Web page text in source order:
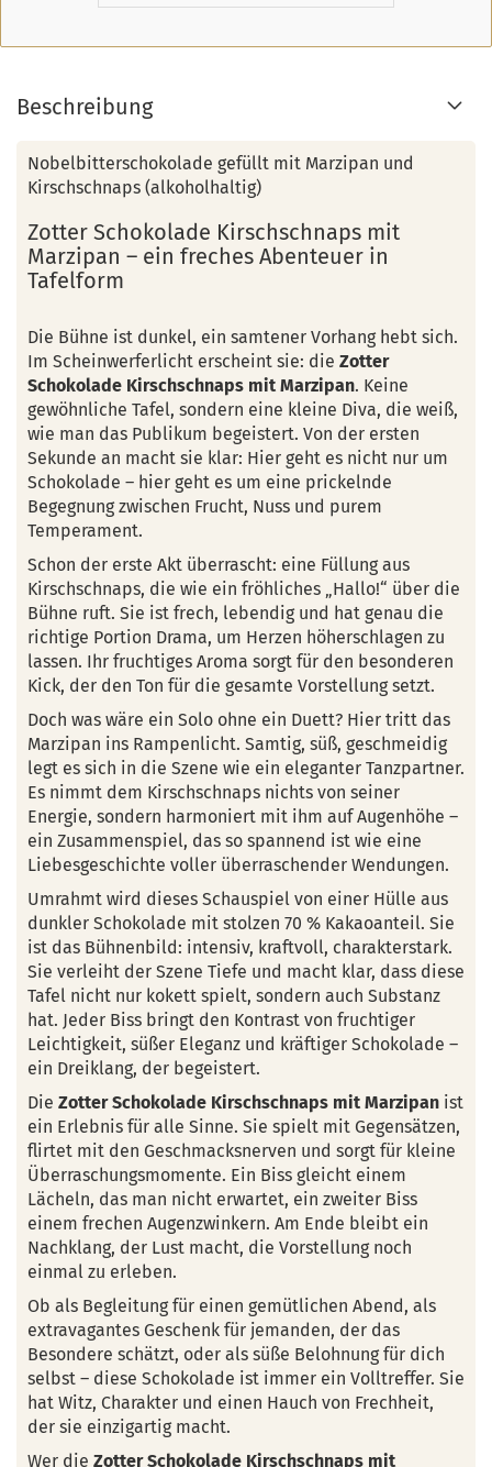
Beschreibung
Nobelbitterschokolade gefüllt mit Marzipan und
Kirschschnaps (alkoholhaltig)
Zotter Schokolade Kirschschnaps mit
Marzipan – ein freches Abenteuer in
Tafelform
Die Bühne ist dunkel, ein samtener Vorhang hebt sich.
Im Scheinwerferlicht erscheint sie: die Zotter
Schokolade Kirschschnaps mit Marzipan. Keine
gewöhnliche Tafel, sondern eine kleine Diva, die weiß,
wie man das Publikum begeistert. Von der ersten
Sekunde an macht sie klar: Hier geht es nicht nur um
Schokolade – hier geht es um eine prickelnde
Begegnung zwischen Frucht, Nuss und purem
Temperament.
Schon der erste Akt überrascht: eine Füllung aus
Kirschschnaps, die wie ein fröhliches „Hallo!“ über die
Bühne ruft. Sie ist frech, lebendig und hat genau die
richtige Portion Drama, um Herzen höherschlagen zu
lassen. Ihr fruchtiges Aroma sorgt für den besonderen
Kick, der den Ton für die gesamte Vorstellung setzt.
Doch was wäre ein Solo ohne ein Duett? Hier tritt das
Marzipan ins Rampenlicht. Samtig, süß, geschmeidig
legt es sich in die Szene wie ein eleganter Tanzpartner.
Es nimmt dem Kirschschnaps nichts von seiner
Energie, sondern harmoniert mit ihm auf Augenhöhe –
ein Zusammenspiel, das so spannend ist wie eine
Liebesgeschichte voller überraschender Wendungen.
Umrahmt wird dieses Schauspiel von einer Hülle aus
dunkler Schokolade mit stolzen 70 % Kakaoanteil. Sie
ist das Bühnenbild: intensiv, kraftvoll, charakterstark.
Sie verleiht der Szene Tiefe und macht klar, dass diese
Tafel nicht nur kokett spielt, sondern auch Substanz
hat. Jeder Biss bringt den Kontrast von fruchtiger
Leichtigkeit, süßer Eleganz und kräftiger Schokolade –
ein Dreiklang, der begeistert.
Die Zotter Schokolade Kirschschnaps mit Marzipan ist
ein Erlebnis für alle Sinne. Sie spielt mit Gegensätzen,
flirtet mit den Geschmacksnerven und sorgt für kleine
Überraschungsmomente. Ein Biss gleicht einem
Lächeln, das man nicht erwartet, ein zweiter Biss
einem frechen Augenzwinkern. Am Ende bleibt ein
Nachklang, der Lust macht, die Vorstellung noch
einmal zu erleben.
Ob als Begleitung für einen gemütlichen Abend, als
extravagantes Geschenk für jemanden, der das
Besondere schätzt, oder als süße Belohnung für dich
selbst – diese Schokolade ist immer ein Volltreffer. Sie
hat Witz, Charakter und einen Hauch von Frechheit,
der sie einzigartig macht.
Wer die Zotter Schokolade Kirschschnaps mit